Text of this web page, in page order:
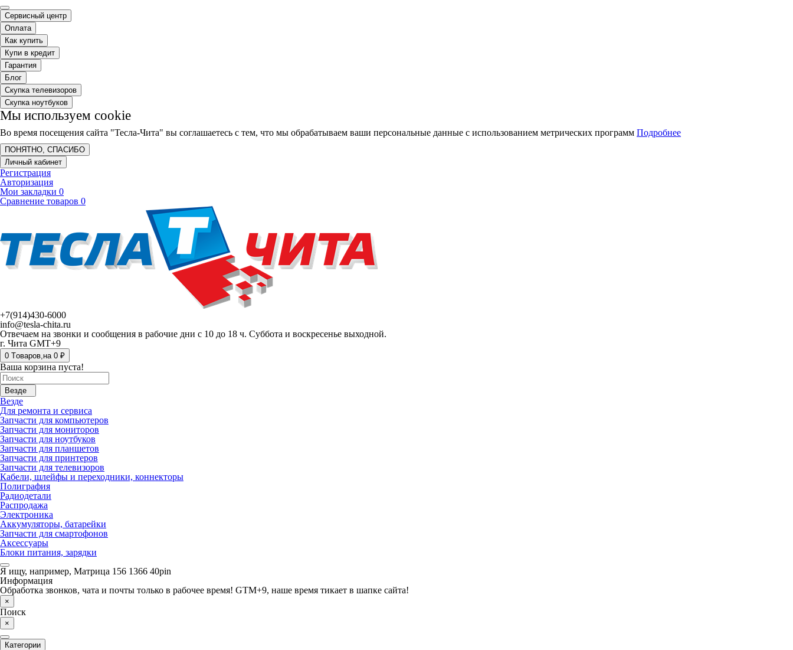
Сервисный центр
Оплата
Как купить
Купи в кредит
Гарантия
Блог
Скупка телевизоров
Скупка ноутбуков
Мы используем cookie
Во время посещения сайта "Тесла-Чита" вы соглашаетесь с тем, что мы обрабатываем ваши персональные данные с использованием метрических программ Подробнее
ПОНЯТНО, СПАСИБО
Личный кабинет
Регистрация
Авторизация
Мои закладки 0
Сравнение товаров 0
+7(914)430-6000
info@tesla-chita.ru
Отвечаем на звонки и сообщения в рабочие дни с 10 до 18 ч. Суббота и воскресенье выходной.
г. Чита GMT+9
0 Tоваров,на 0 ₽
Ваша корзина пуста!
Везде
Везде
Для ремонта и сервиса
Запчасти для компьютеров
Запчасти для мониторов
Запчасти для ноутбуков
Запчасти для планшетов
Запчасти для принтеров
Запчасти для телевизоров
Кабели, шлейфы и переходники, коннекторы
Полиграфия
Радиодетали
Распродажа
Электроника
Аккумуляторы, батарейки
Запчасти для смартофонов
Аксессуары
Блоки питания, зарядки
Я ищу, например, Матрица 156 1366 40pin
Информация
Обработка звонков, чата и почты только в рабочее время! GTM+9, наше время тикает в шапке сайта!
×
Поиск
×
Категории